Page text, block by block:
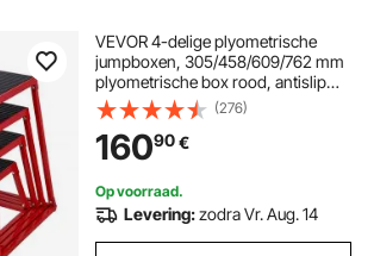
VEVOR 4-delige plyometrische
jumpboxen, 305/458/609/762 mm
plyometrische box rood, antislip
fitnessoefenset met step-up box
voor thuisfitnesstraining,
conditionele krachttraining,
draagbare jumptraining
(276)
16090€
Op voorraad.
Levering:zodra Vr. Aug. 14